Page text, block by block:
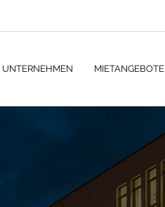
UNTERNEHMEN MIETANGEBOTE